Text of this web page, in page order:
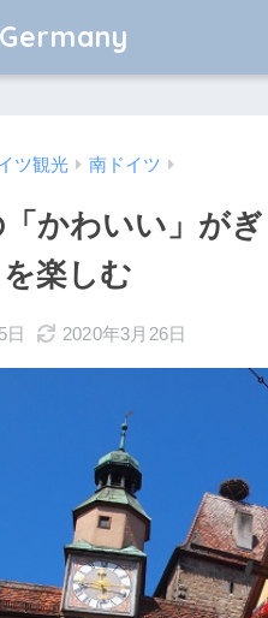
ツ観光 南ドイツ
「かわいい」が
楽しむ
日 2020年3月26日